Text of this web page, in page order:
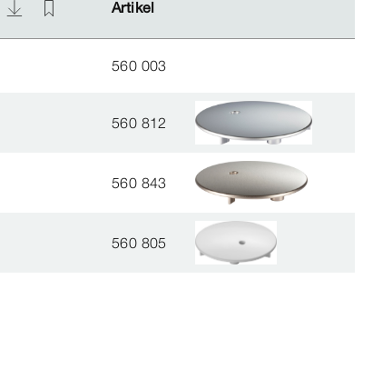
Artikel
Artikel
560 003
560 812
560 843
560 805